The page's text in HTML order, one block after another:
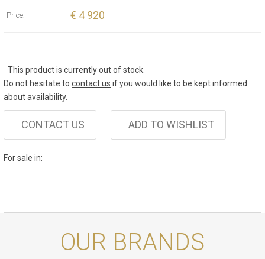
Price: € 4 920
This product is currently out of stock.
Do not hesitate to contact us if you would like to be kept informed
about availability.
CONTACT US ADD TO WISHLIST
For sale in:
OUR BRANDS